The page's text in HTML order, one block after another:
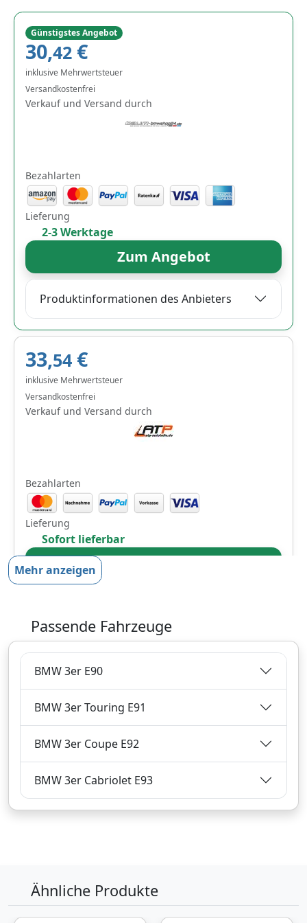
Günstigstes Angebot
30,42 €
inklusive Mehrwertsteuer
Versandkostenfrei
Verkauf und Versand durch
Bezahlarten
Lieferung
2-3 Werktage
Zum Angebot
Produktinformationen des Anbieters
33,54 €
inklusive Mehrwertsteuer
Versandkostenfrei
Verkauf und Versand durch
Bezahlarten
Lieferung
Sofort lieferbar
36,38€
inklusive Mehrwertsteuer
Versandkostenfrei
Verkauf und Versand durch
Mehr anzeigen
Passende Fahrzeuge
BMW 3er E90
BMW 3er Touring E91
BMW 3er Coupe E92
BMW 3er Cabriolet E93
Ähnliche Produkte